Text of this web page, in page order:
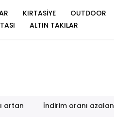
KIRTASİYE OUTDOOR
ALTIN TAKILAR
artan İndirim oranı azalan